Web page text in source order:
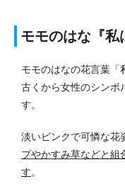
モモのはな『私
モモのはなの花言葉「
古くから女性のシンボ
す。
淡いピンクで可憐な花
プやかすみ草などと組
す。